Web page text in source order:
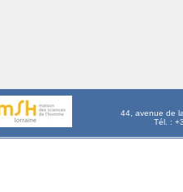
44, avenue de
Tél. :